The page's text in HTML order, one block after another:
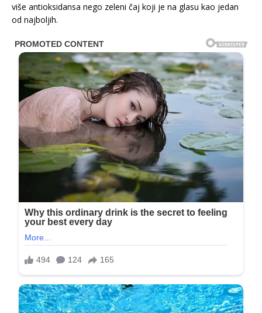
više antioksidansa nego zeleni čaj koji je na glasu kao jedan
od najboljih.